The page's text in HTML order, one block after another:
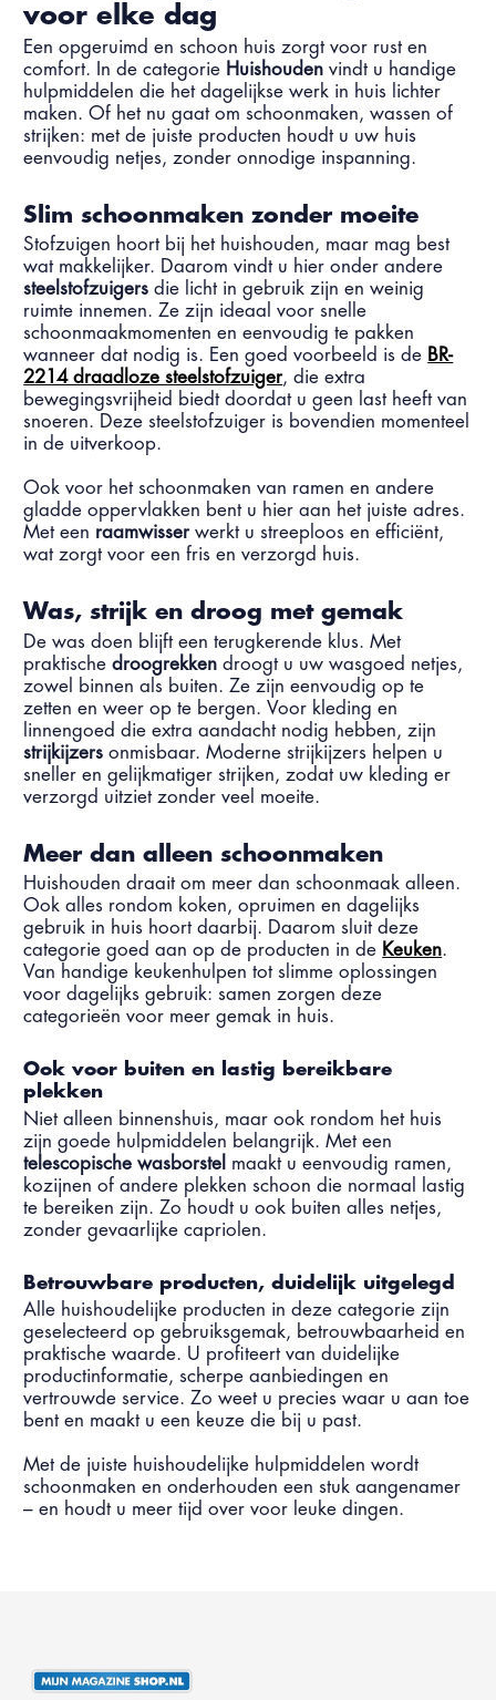
voor elke dag
Een opgeruimd en schoon huis zorgt voor rust en
comfort. In de categorie Huishouden vindt u handige
hulpmiddelen die het dagelijkse werk in huis lichter
maken. Of het nu gaat om schoonmaken, wassen of
strijken: met de juiste producten houdt u uw huis
eenvoudig netjes, zonder onnodige inspanning.
Slim schoonmaken zonder moeite
Stofzuigen hoort bij het huishouden, maar mag best
wat makkelijker. Daarom vindt u hier onder andere
steelstofzuigers die licht in gebruik zijn en weinig
ruimte innemen. Ze zijn ideaal voor snelle
schoonmaakmomenten en eenvoudig te pakken
wanneer dat nodig is. Een goed voorbeeld is de BR-
2214 draadloze steelstofzuiger, die extra
bewegingsvrijheid biedt doordat u geen last heeft van
snoeren. Deze steelstofzuiger is bovendien momenteel
in de uitverkoop.
Ook voor het schoonmaken van ramen en andere
gladde oppervlakken bent u hier aan het juiste adres.
Met een raamwisserwerkt u streeploos en efficiënt,
wat zorgt voor een fris en verzorgd huis.
Was, strijk en droog met gemak
De was doen blijft een terugkerende klus. Met
praktischedroogrekken droogt u uw wasgoed netjes,
zowel binnen als buiten. Ze zijn eenvoudig op te
zetten en weer op te bergen. Voor kleding en
linnengoed die extra aandacht nodig hebben, zijn
strijkijzers onmisbaar. Moderne strijkijzers helpen u
sneller en gelijkmatiger strijken, zodat uw kleding er
verzorgd uitziet zonder veel moeite.
Meer dan alleen schoonmaken
Huishouden draait om meer dan schoonmaak alleen.
Ook alles rondom koken, opruimen en dagelijks
gebruik in huis hoort daarbij. Daarom sluit deze
categorie goed aan op de producten in de Keuken.
Van handige keukenhulpen tot slimme oplossingen
voor dagelijks gebruik: samen zorgen deze
categorieën voor meer gemak in huis.
Ook voor buiten en lastig bereikbare
plekken
Niet alleen binnenshuis, maar ook rondom het huis
zijn goede hulpmiddelen belangrijk. Met een
telescopische wasborstel maakt u eenvoudig ramen,
kozijnen of andere plekken schoon die normaal lastig
te bereiken zijn. Zo houdt u ook buiten alles netjes,
zonder gevaarlijke capriolen.
Betrouwbare producten, duidelijk uitgelegd
Alle huishoudelijke producten in deze categorie zijn
geselecteerd op gebruiksgemak, betrouwbaarheid en
praktische waarde. U profiteert van duidelijke
productinformatie, scherpe aanbiedingen en
vertrouwde service. Zo weet u precies waar u aan toe
bent en maakt u een keuze die bij u past.
Met de juiste huishoudelijke hulpmiddelen wordt
schoonmaken en onderhouden een stuk aangenamer
– en houdt u meer tijd over voor leuke dingen.